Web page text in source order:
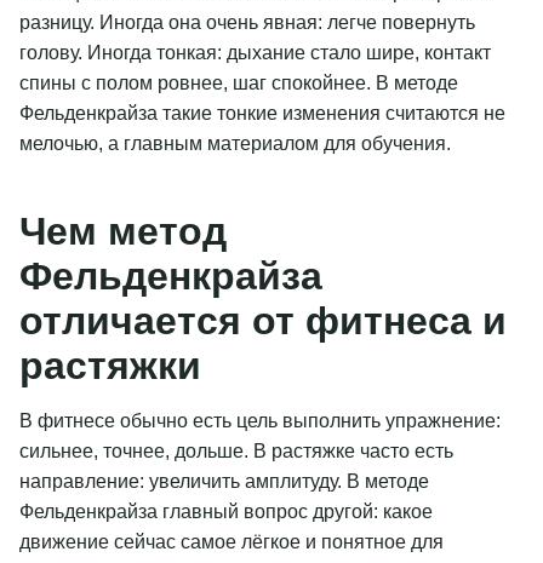
разницу. Иногда она очень явная: легче повернуть
голову. Иногда тонкая: дыхание стало шире, контакт
спины с полом ровнее, шаг спокойнее. В методе
Фельденкрайза такие тонкие изменения считаются не
мелочью, а главным материалом для обучения.
Чем метод
Фельденкрайза
отличается от фитнеса и
растяжки
В фитнесе обычно есть цель выполнить упражнение:
сильнее, точнее, дольше. В растяжке часто есть
направление: увеличить амплитуду. В методе
Фельденкрайза главный вопрос другой: какое
движение сейчас самое лёгкое и понятное для